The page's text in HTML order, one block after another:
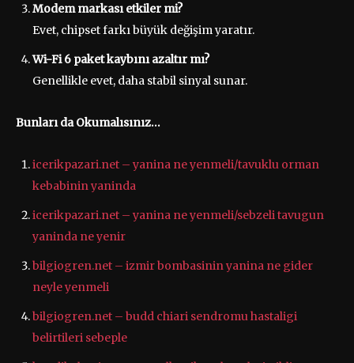
Modem markası etkiler mi?
Evet, chipset farkı büyük değişim yaratır.
Wi-Fi 6 paket kaybını azaltır mı?
Genellikle evet, daha stabil sinyal sunar.
Bunları da Okumalısınız…
icerikpazari.net – yanina ne yenmeli/tavuklu orman
kebabinin yaninda
icerikpazari.net – yanina ne yenmeli/sebzeli tavugun
yaninda ne yenir
bilgiogren.net – izmir bombasinin yanina ne gider
neyle yenmeli
bilgiogren.net – budd chiari sendromu hastaligi
belirtileri sebeple